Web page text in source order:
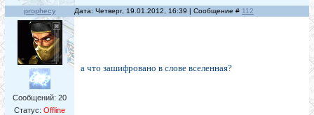
prophecy Дата: Четверг, 19.01.2012, 16:39 | Сообщение # 112
Сообщений: 20
Статус: Offline
а что зашифровано в слове вселенная?